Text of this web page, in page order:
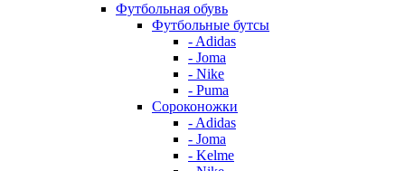
Футбольная обувь
Футбольные бутсы
- Adidas
- Joma
- Nike
- Puma
Сороконожки
- Adidas
- Joma
- Kelme